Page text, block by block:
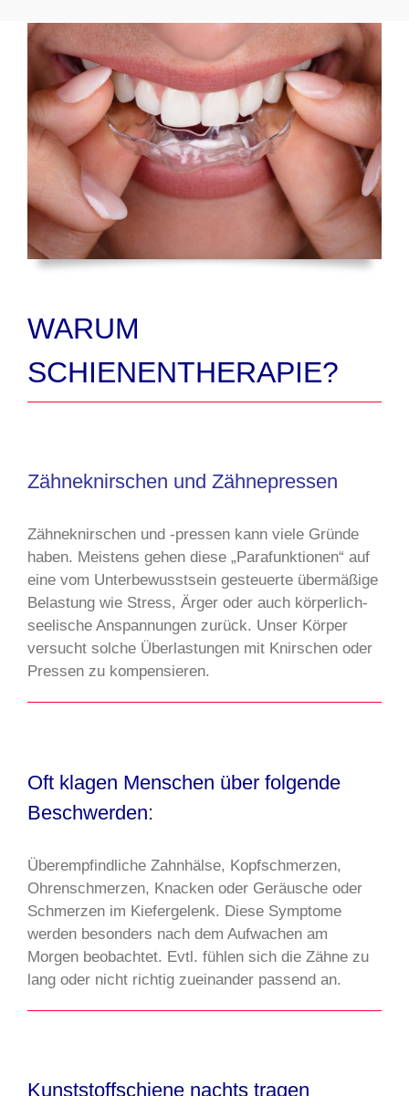
WARUM
SCHIENENTHERAPIE?
Zähneknirschen und Zähnepressen
Zähneknirschen und -pressen kann viele Gründe
haben. Meistens gehen diese „Parafunktionen“ auf
eine vom Unterbewusstsein gesteuerte übermäßige
Belastung wie Stress, Ärger oder auch körperlich-
seelische Anspannungen zurück. Unser Körper
versucht solche Überlastungen mit Knirschen oder
Pressen zu kompensieren.
Oft klagen Menschen über folgende
Beschwerden:
Überempfindliche Zahnhälse, Kopfschmerzen,
Ohrenschmerzen, Knacken oder Geräusche oder
Schmerzen im Kiefergelenk. Diese Symptome
werden besonders nach dem Aufwachen am
Morgen beobachtet. Evtl. fühlen sich die Zähne zu
lang oder nicht richtig zueinander passend an.
Kunststoffschiene nachts tragen